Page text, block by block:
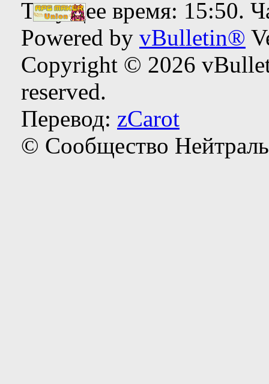
Текущее время: 15:50.
Powered by vBulletin®
Copyright © 2026
reserved.
Перевод: zCarot
© Сообщество